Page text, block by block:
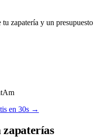
zapatería y un presupuesto
en 30s →
zapaterías